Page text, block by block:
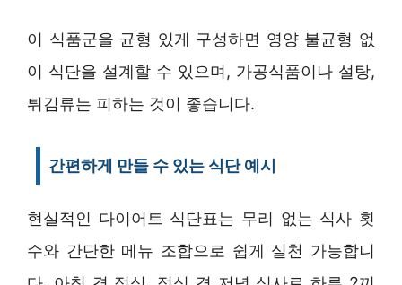
이 식품군을 균형 있게 구성하면 영양 불균형 없
이 식단을 설계할 수 있으며, 가공식품이나 설탕,
튀김류는 피하는 것이 좋습니다.
간편하게 만들 수 있는 식단 예시
현실적인 다이어트 식단표는 무리 없는 식사 횟
수와 간단한 메뉴 조합으로 쉽게 실천 가능합니